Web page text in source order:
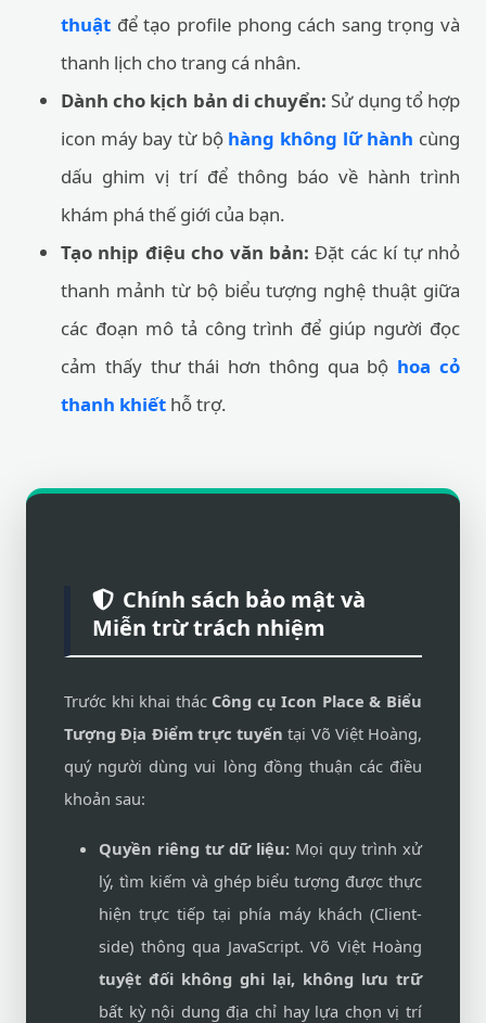
thuật để tạo profile phong cách sang trọng và
thanh lịch cho trang cá nhân.
Dành cho kịch bản di chuyển: Sử dụng tổ hợp
icon máy bay từ bộ hàng không lữ hành cùng
dấu ghim vị trí để thông báo về hành trình
khám phá thế giới của bạn.
Tạo nhịp điệu cho văn bản: Đặt các kí tự nhỏ
thanh mảnh từ bộ biểu tượng nghệ thuật giữa
các đoạn mô tả công trình để giúp người đọc
cảm thấy thư thái hơn thông qua bộ hoa cỏ
thanh khiết hỗ trợ.
Chính sách bảo mật và
Miễn trừ trách nhiệm
Trước khi khai thác Công cụ Icon Place & Biểu
Tượng Địa Điểm trực tuyến tại Võ Việt Hoàng,
quý người dùng vui lòng đồng thuận các điều
khoản sau:
Quyền riêng tư dữ liệu: Mọi quy trình xử
lý, tìm kiếm và ghép biểu tượng được thực
hiện trực tiếp tại phía máy khách (Client-
side) thông qua JavaScript. Võ Việt Hoàng
tuyệt đối không ghi lại, không lưu trữ
bất kỳ nội dung địa chỉ hay lựa chọn vị trí